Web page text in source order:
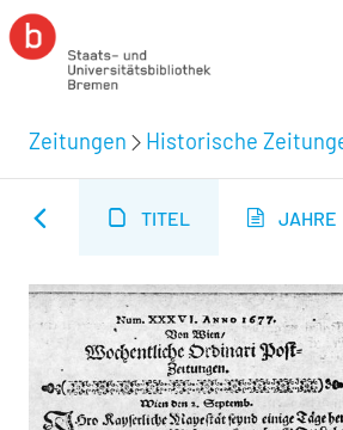
Zeitungen Historische
TITEL JAHRE